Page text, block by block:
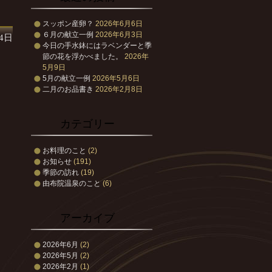
日
スッポン産卵？ 2026年6月6日
６月の献立一例 2026年6月3日
今日の手水鉢にはラベンダーと季
節の花を浮かべました。
2026年
5月9日
5月の献立一例 2026年5月6日
二月のお品書き 2026年2月8日
カテゴリー
お料理のこと (2)
お知らせ (191)
季節の訪れ (19)
由布院温泉のこと (6)
アーカイブ
2026年6月 (2)
2026年5月 (2)
2026年2月 (1)